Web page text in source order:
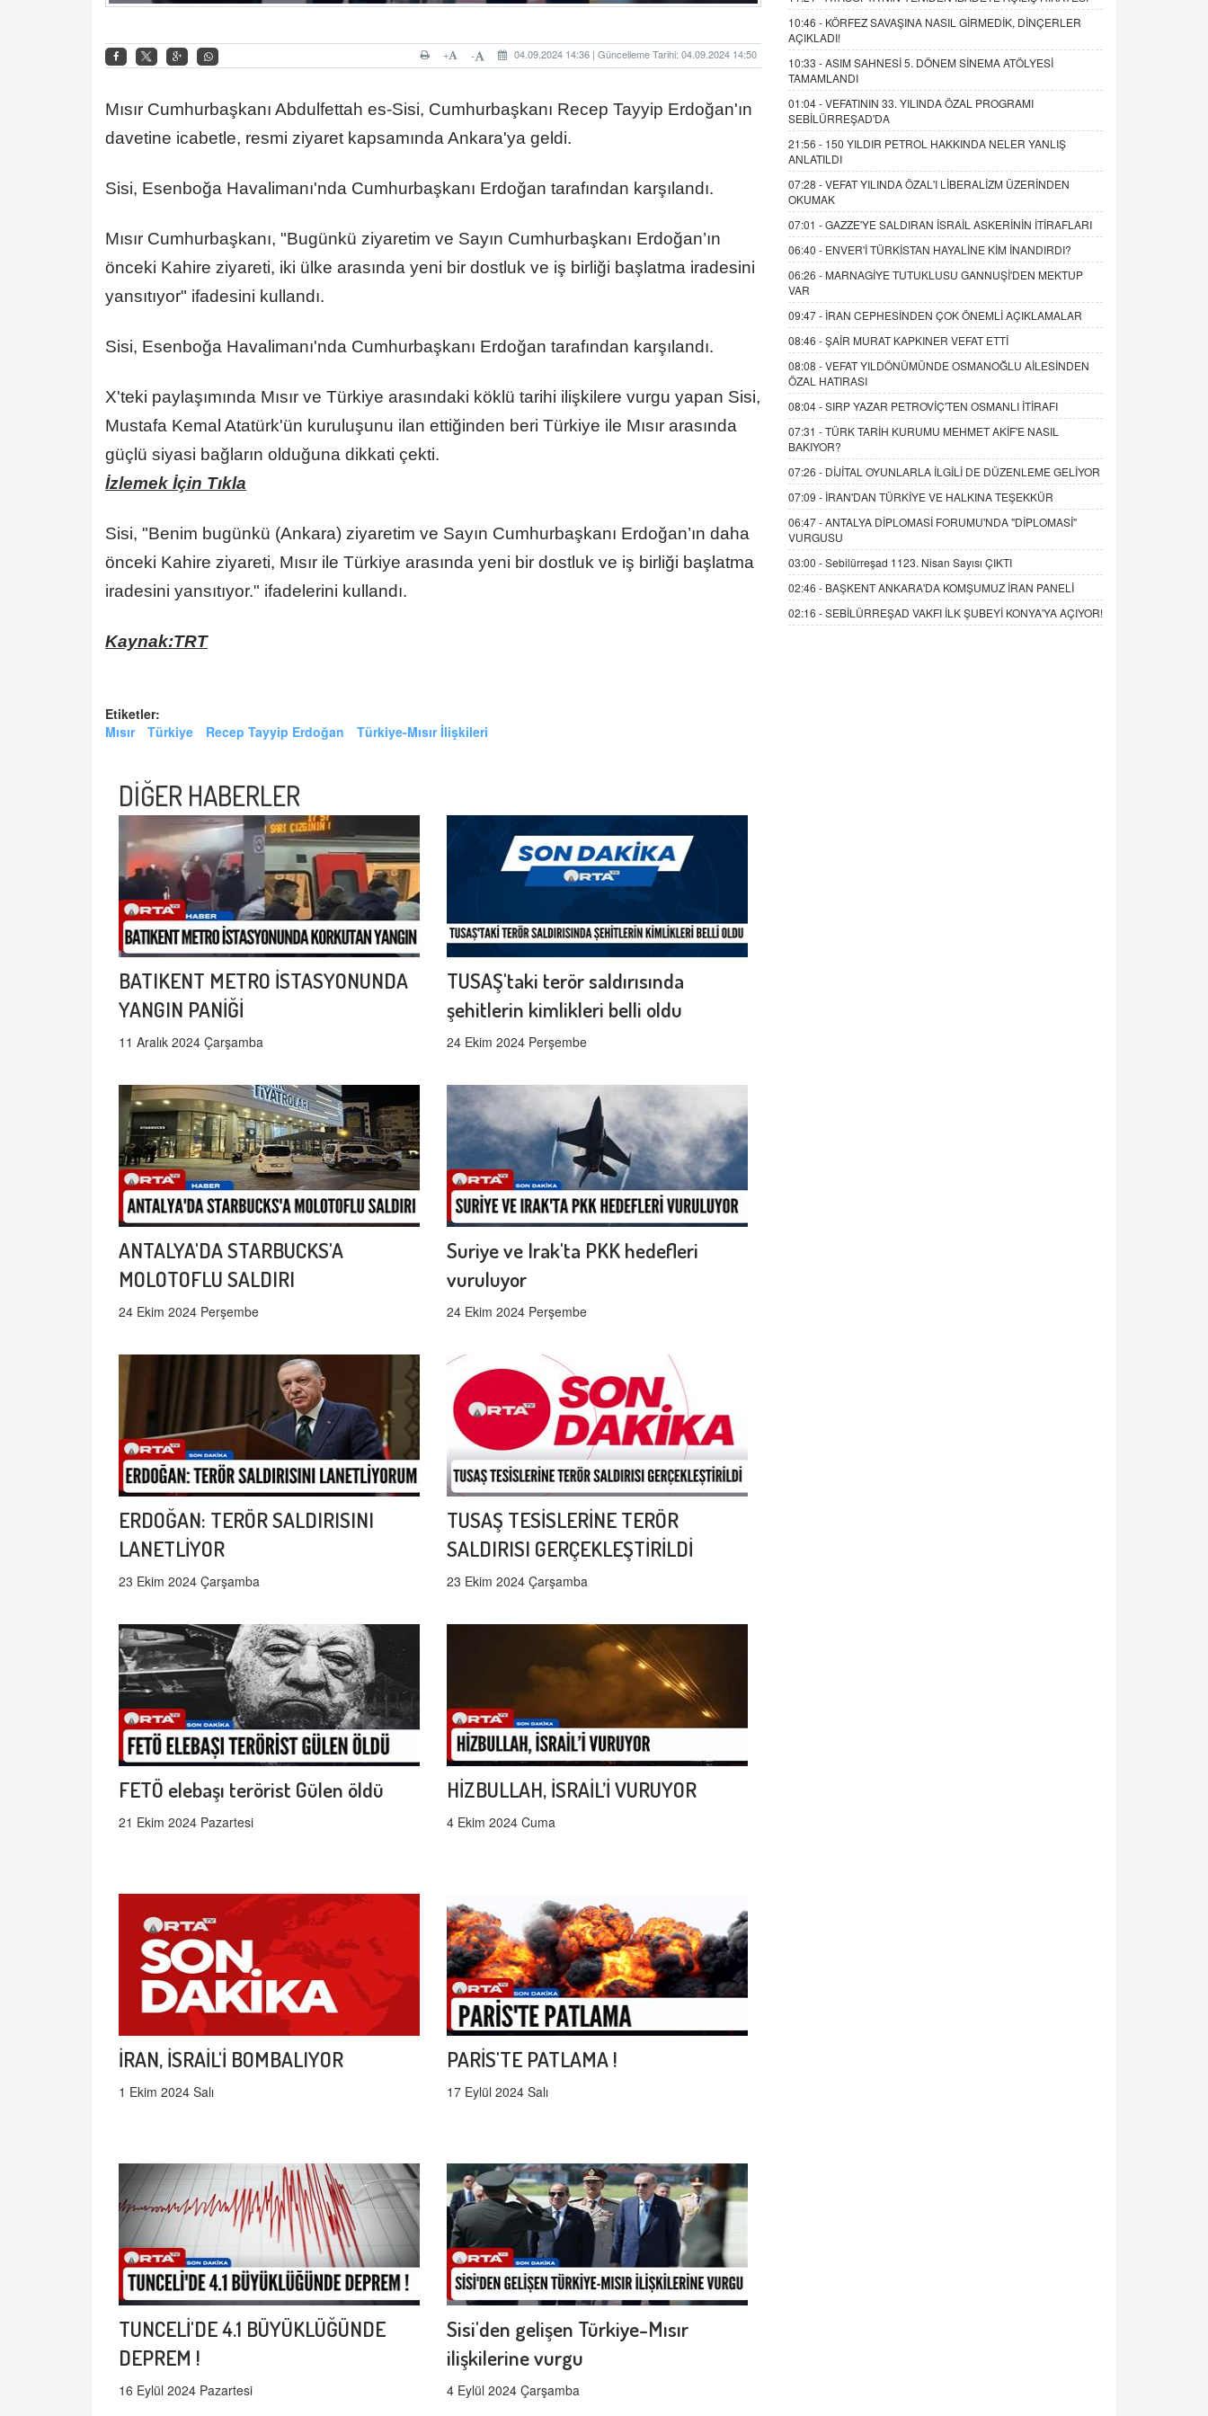
04.09.2024 14:36 | Güncelleme Tarihi: 04.09.2024 14:50
-
+
Mısır Cumhurbaşkanı Abdulfettah es-Sisi, Cumhurbaşkanı Recep Tayyip Erdoğan'ın
davetine icabetle, resmi ziyaret kapsamında Ankara'ya geldi.
Sisi, Esenboğa Havalimanı'nda Cumhurbaşkanı Erdoğan tarafından karşılandı.
Mısır Cumhurbaşkanı, "Bugünkü ziyaretim ve Sayın Cumhurbaşkanı Erdoğan’ın
önceki Kahire ziyareti, iki ülke arasında yeni bir dostluk ve iş birliği başlatma iradesini
yansıtıyor" ifadesini kullandı.
Sisi, Esenboğa Havalimanı'nda Cumhurbaşkanı Erdoğan tarafından karşılandı.
X'teki paylaşımında Mısır ve Türkiye arasındaki köklü tarihi ilişkilere vurgu yapan Sisi,
Mustafa Kemal Atatürk'ün kuruluşunu ilan ettiğinden beri Türkiye ile Mısır arasında
güçlü siyasi bağların olduğuna dikkati çekti.
İzlemek İçin Tıkla
Sisi, "Benim bugünkü (Ankara) ziyaretim ve Sayın Cumhurbaşkanı Erdoğan’ın daha
önceki Kahire ziyareti, Mısır ile Türkiye arasında yeni bir dostluk ve iş birliği başlatma
iradesini yansıtıyor." ifadelerini kullandı.
Kaynak:TRT
Etiketler:
Mısır
Türkiye Recep Tayyip Erdoğan Türkiye-Mısır İlişkileri
DİĞER HABERLER
BATIKENT METRO İSTASYONUNDA
YANGIN PANİĞİ
11 Aralık 2024 Çarşamba
TUSAŞ'taki terör saldırısında
şehitlerin kimlikleri belli oldu
24 Ekim 2024 Perşembe
ANTALYA'DA STARBUCKS'A
MOLOTOFLU SALDIRI
24 Ekim 2024 Perşembe
Suriye ve Irak'ta PKK hedefleri
vuruluyor
24 Ekim 2024 Perşembe
ERDOĞAN: TERÖR SALDIRISINI
LANETLİYOR
23 Ekim 2024 Çarşamba
TUSAŞ TESİSLERİNE TERÖR
SALDIRISI GERÇEKLEŞTİRİLDİ
23 Ekim 2024 Çarşamba
FETÖ elebaşı terörist Gülen öldü
21 Ekim 2024 Pazartesi
HİZBULLAH, İSRAİL’İ VURUYOR
4 Ekim 2024 Cuma
İRAN, İSRAİL'İ BOMBALIYOR
1 Ekim 2024 Salı
PARİS'TE PATLAMA !
17 Eylül 2024 Salı
TUNCELİ'DE 4.1 BÜYÜKLÜĞÜNDE
DEPREM !
16 Eylül 2024 Pazartesi
Sisi'den gelişen Türkiye-Mısır
ilişkilerine vurgu
4 Eylül 2024 Çarşamba
10:46 - KÖRFEZ SAVAŞINA NASIL GİRMEDİK, DİNÇERLER
AÇIKLADI!
10:33 -ASIM SAHNESİ 5. DÖNEM SİNEMA ATÖLYESİ
TAMAMLANDI
01:04 -VEFATININ 33. YILINDA ÖZAL PROGRAMI
SEBİLÜRREŞAD'DA
21:56 - 150 YILDIR PETROL HAKKINDA NELER YANLIŞ
ANLATILDI
07:28 -VEFAT YILINDA ÖZAL'I LİBERALİZM ÜZERİNDEN
OKUMAK
07:01 -GAZZE'YE SALDIRAN İSRAİL ASKERİNİN İTİRAFLARI
06:40 - ENVER'İ TÜRKİSTAN HAYALİNE KİM İNANDIRDI?
06:26 - MARNAGİYE TUTUKLUSU GANNUŞİ'DEN MEKTUP
VAR
09:47 - İRAN CEPHESİNDEN ÇOK ÖNEMLİ AÇIKLAMALAR
08:46 -ŞAİR MURAT KAPKINER VEFAT ETTİ
08:08 -VEFAT YILDÖNÜMÜNDE OSMANOĞLU AİLESİNDEN
ÖZAL HATIRASI
08:04 -SIRP YAZAR PETROVİÇ'TEN OSMANLI İTİRAFI
07:31 -TÜRK TARİH KURUMU MEHMET AKİF'E NASIL
BAKIYOR?
07:26 - DİJİTAL OYUNLARLA İLGİLİ DE DÜZENLEME GELİYOR
07:09 - İRAN'DAN TÜRKİYE VE HALKINA TEŞEKKÜR
06:47 -ANTALYA DİPLOMASİ FORUMU'NDA "DİPLOMASİ"
VURGUSU
03:00 -Sebilürreşad 1123. Nisan Sayısı ÇIKTI
02:46 - BAŞKENT ANKARA'DA KOMŞUMUZ İRAN PANELİ
02:16 -SEBİLÜRREŞAD VAKFI İLK ŞUBEYİ KONYA'YA AÇIYOR!